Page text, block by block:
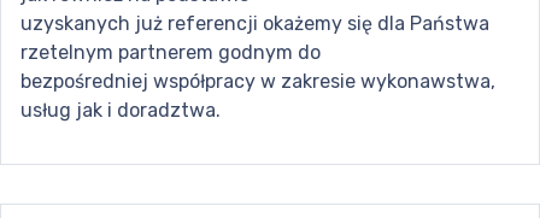
uzyskanych już referencji okażemy się dla Państwa
rzetelnym partnerem godnym do
bezpośredniej współpracy w zakresie wykonawstwa,
usług jak i doradztwa.